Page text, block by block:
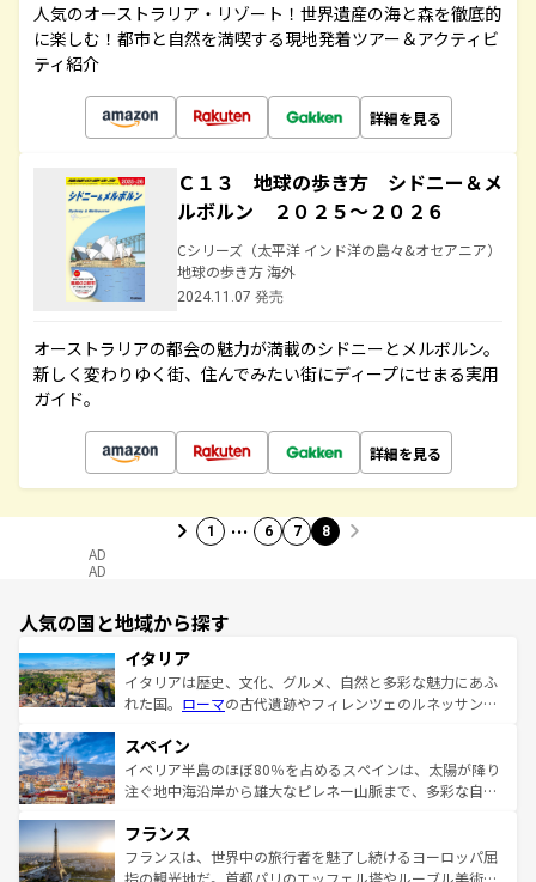
人気のオーストラリア・リゾート！世界遺産の海と森を徹底的
に楽しむ！都市と自然を満喫する現地発着ツアー＆アクティビ
ティ紹介
詳細を見る
Ｃ１３ 地球の歩き方 シドニー＆メ
ルボルン ２０２５～２０２６
Cシリーズ（太平洋 インド洋の島々&オセアニア）
地球の歩き方 海外
2024.11.07 発売
オーストラリアの都会の魅力が満載のシドニーとメルボルン。
新しく変わりゆく街、住んでみたい街にディープにせまる実用
ガイド。
詳細を見る
1 … 6 7 8
AD
AD
人気の国と地域から探す
イタリア
イタリアは歴史、文化、グルメ、自然と多彩な魅力にあふ
れた国。 ローマの古代遺跡やフィレンツェのルネッサンス
ろん、トスカーナの美しい田園風景やアマルフィ海岸の絶
景など、自然景観も見逃せない。観光の合間には、本場の
ピザやパスタなど、絶品のイタリア料理を堪能することも
ませてくれるイタリアで、忘れられない旅をしてみよう！
なお、新着のイタリア情報はコンテンツ一覧 を参照してほ
しい。
スペイン
イベリア半島のほぼ80％を占めるスペインは、太陽が降り
注ぐ地中海沿岸から雄大なピレネー山脈まで、多彩な自然
文化が根付くこの国では、情熱的なフラメンコ、熱気あふ
れる闘牛、そして美味しいタパスが生活の一部となってい
る。首都マドリードの洗練された雰囲気や、バルセロナの
フランス
フランスは、世界中の旅行者を魅了し続けるヨーロッパ屈
指の観光地だ。首都パリのエッフェル塔やルーブル美術館